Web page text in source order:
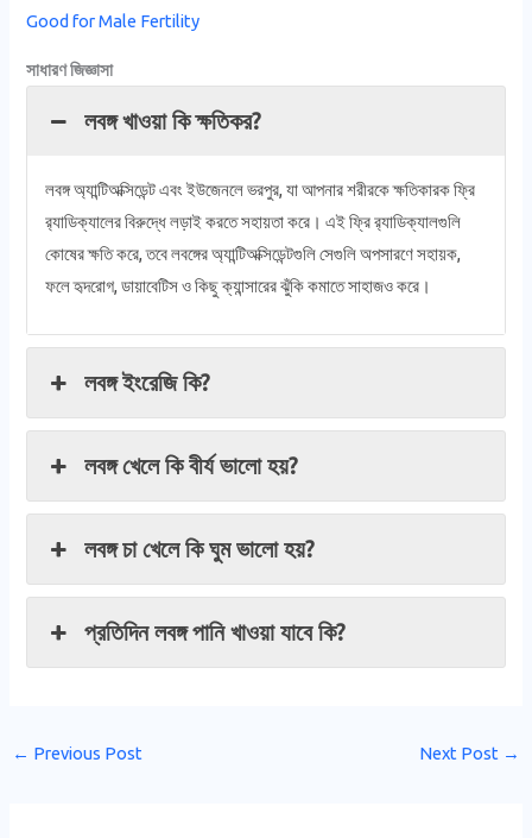
Good for Male Fertility
সাধারণ জিজ্ঞাসা
লবঙ্গ খাওয়া কি ক্ষতিকর?
লবঙ্গ অ্যান্টিঅক্সিডেন্ট এবং ইউজেনলে ভরপুর, যা আপনার শরীরকে ক্ষতিকারক ফ্রি
র‌্যাডিক্যালের বিরুদ্ধে লড়াই করতে সহায়তা করে। এই ফ্রি র‌্যাডিক্যালগুলি
কোষের ক্ষতি করে, তবে লবঙ্গের অ্যান্টিঅক্সিডেন্টগুলি সেগুলি অপসারণে সহায়ক,
ফলে হৃদরোগ, ডায়াবেটিস ও কিছু ক্যান্সারের ঝুঁকি কমাতে সাহাজও করে।
লবঙ্গ ইংরেজি কি?
লবঙ্গ খেলে কি বীর্য ভালো হয়?
লবঙ্গ চা খেলে কি ঘুম ভালো হয়?
প্রতিদিন লবঙ্গ পানি খাওয়া যাবে কি?
← Previous Post Next Post →